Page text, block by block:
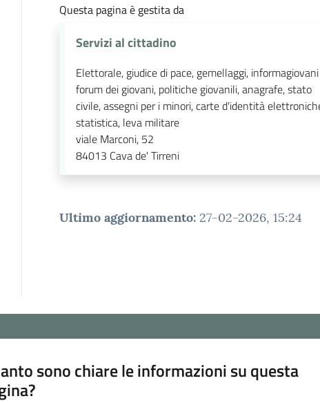
Questa pagina è gestita da
Servizi al cittadino
Elettorale, giudice di pace, gemellaggi,
forum dei giovani, politiche giovanili, anagrafe, stato
civile, assegni per i minori, carte d'identità
statistica, leva militare
viale Marconi, 52
84013 Cava de' Tirreni
Ultimo aggiornamento: 27-02-2026, 15:24
sono chiare le informazioni su questa